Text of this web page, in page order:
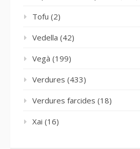
Tofu (2)
Vedella (42)
Vegà (199)
Verdures (433)
Verdures farcides (18)
Xai (16)